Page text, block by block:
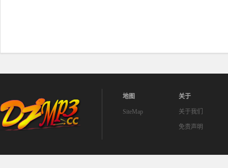
地图
SiteMap
关于
关于我们
免责声明